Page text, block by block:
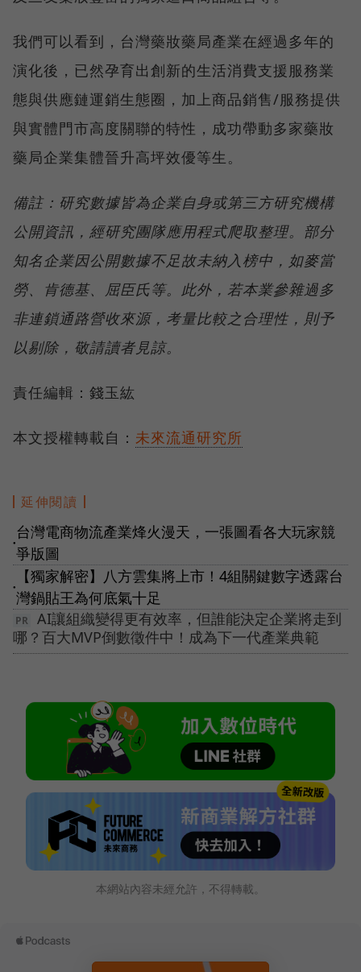
我們可以看到，台灣藥妝藥局產業在經過多年的
演化後，已然孕育出創新的生活消費支援服務業
態與供應鏈運銷生態圈，加上商品銷售/服務提供
與實體門市高度關聯的特性，成功帶動多家藥妝
藥局企業集體晉升高坪效優等生。
備註：研究數據皆為企業自身或第三方研究機構
公開資訊，經研究團隊應用程式爬取整理。部分
知名企業因公開數據不足故未納入榜中，如麥當
勞、肯德基、屈臣氏等。此外，若本業參雜過多
非連鎖通路營收來源，考量比較之合理性，則予
以剔除，敬請讀者見諒。
責任編輯：錢玉紘
本文授權轉載自： 未來流通研究所
延伸閱讀
●
台灣電商物流產業烽火漫天，一張圖看各大玩家競
爭版圖
●
【獨家解密】八方雲集將上市！4組關鍵數字透露台
灣鍋貼王為何底氣十足
AI讓組織變得更有效率，但誰能決定企業將走到
哪？百大MVP倒數徵件中！成為下一代產業典範
本網站內容未經允許，不得轉載。